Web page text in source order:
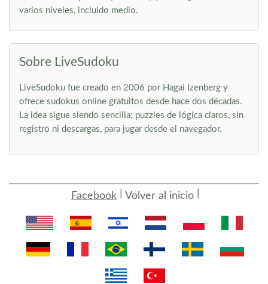
varios niveles, incluido medio.
Sobre LiveSudoku
LiveSudoku fue creado en 2006 por Hagai Izenberg y
ofrece sudokus online gratuitos desde hace dos décadas.
La idea sigue siendo sencilla: puzzles de lógica claros, sin
registro ni descargas, para jugar desde el navegador.
Facebook Volver al inicio